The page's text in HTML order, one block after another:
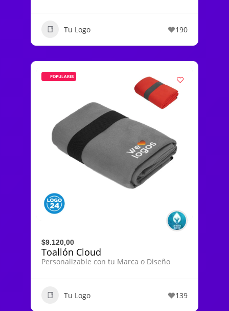
Tu Logo 190
POPULARES
$9.120,00
Toallón Cloud
Personalizable con tu Marca o Diseño
Tu Logo 139